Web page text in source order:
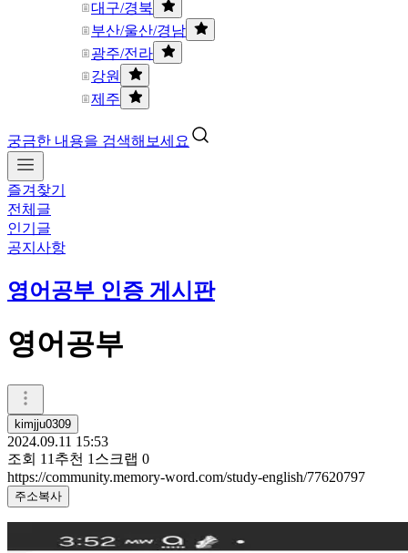
대구/경북
부산/울산/경남
광주/전라
강원
제주
궁금한 내용을 검색해보세요
즐겨찾기
전체글
인기글
공지사항
영어공부 인증 게시판
영어공부
kimjju0309
2024.09.11 15:53
조회 11 추천 1 스크랩 0
https://community.memory-word.com/study-english/77620797
주소복사